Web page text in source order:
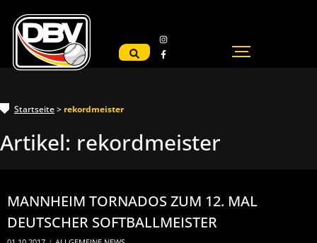
Startseite> rekordmeister
Artikel: rekordmeister
MANNHEIM TORNADOS ZUM 12. MAL
DEUTSCHER SOFTBALLMEISTER